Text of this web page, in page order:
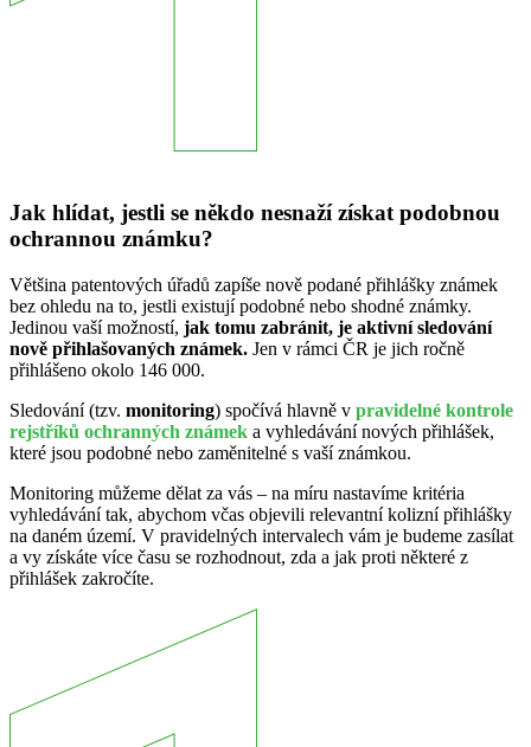
Jak hlídat, jestli se někdo nesnaží získat podobnou
ochrannou známku?
Většina patentových úřadů zapíše nově podané přihlášky známek
bez ohledu na to, jestli existují podobné nebo shodné známky.
Jedinou vaší možností, jak tomu zabránit, je aktivní sledování
nově přihlašovaných známek. Jen v rámci ČR je jich ročně
přihlášeno okolo 146 000.
Sledování (tzv. monitoring) spočívá hlavně v pravidelné kontrole
rejstříků ochranných známek a vyhledávání nových přihlášek,
které jsou podobné nebo zaměnitelné s vaší známkou.
Monitoring můžeme dělat za vás – na míru nastavíme kritéria
vyhledávání tak, abychom včas objevili relevantní kolizní přihlášky
na daném území. V pravidelných intervalech vám je budeme zasílat
a vy získáte více času se rozhodnout, zda a jak proti některé z
přihlášek zakročíte.